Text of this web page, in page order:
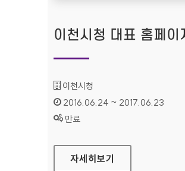
이천시청 대표 홈페이
기관명 :
이천시청
인증기간 :
2016.06.24 ~ 2017.06.23
상태 :
만료
이천시청 대표 홈페이지
자세히보기